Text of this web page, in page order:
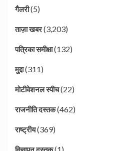
गैलरी(5)
ताज़ा खबर(3,203)
पत्रिका समीक्षा(132)
मुद्दा(311)
मोटीवेशनल स्पीच(22)
राजनीति दस्तक(462)
राष्ट्रीय(369)